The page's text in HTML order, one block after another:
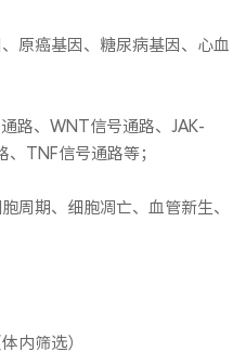
癌基因、糖尿病基因、心血
路、WNT信号通路、JAK-
TNF信号通路等；
期、细胞凋亡、血管新生、
内筛选）